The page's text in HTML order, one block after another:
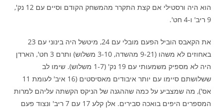
הוא היה ורסטילי אם קצת התקרר מהמשחק הקודם וסיים עם 12 נק',
9 ריב' ו-4 חט'.
את הקאבס הוביל הפעם מובלי עם 24, מיטשל היה בינוני עם 23
באחוזים לא משהו (9-21 מהשדה, 3-10 משלוש) ותרם 3 חט', הארדן
היה לא מספיק משמעותי עם 19 נק' (1-7 משלוש). שימו לב
ששלושתם סיימו עם יותר איבודים מאסיסטים (16 איב' לעומת 11
אס'), מה שמצביע על כמה שההגנה של הניקס הקשתה עליהם למרות
המספרים היפים בואכה סבירים. אלן קלע 17 עם 7 ריב' ונצוד פעם